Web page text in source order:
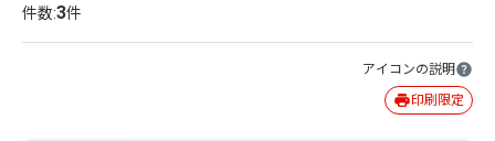
件数:3件
アイコンの説明
印刷限定